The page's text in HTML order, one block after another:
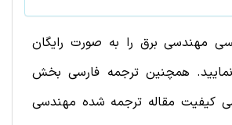
مهندسی برق را به صورت رایگان
نمایید. همچنین ترجمه فارسی بخش
کیفیت مقاله ترجمه شده مهندسی